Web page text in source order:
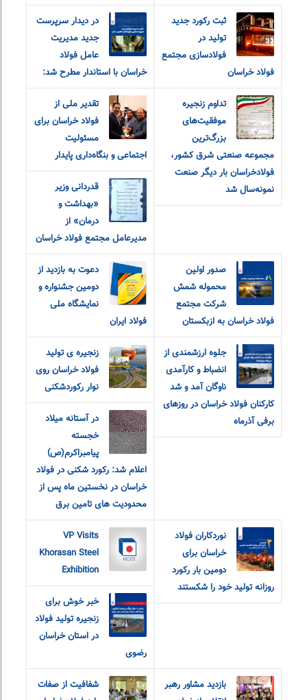
ثبت رکورد جدید
تولید در
فولادسازی مجتمع
فولاد خراسان
در دیدار سرپرست
جدید مدیریت
عامل فولاد
خراسان با استاندار مطرح شد:
تداوم زنجیره
موفقیت‌های
بزرگ‌ترین
مجموعه صنعتی شرق کشور،
فولادخراسان بار دیگر صنعت
نمونه‌سال شد
تقدیر ملی از
فولاد خراسان برای
مسئولیت
اجتماعی و بنگاه‌داری پایدار
قدردانی وزیر
«بهداشت و
درمان» از
مدیرعامل مجتمع فولاد خراسان
صدور اولین
محموله شمش
شرکت مجتمع
فولاد خراسان به ازبکستان
دعوت به بازدید از
دومین جشنواره و
نمایشگاه ملی
فولاد ایران
جلوه ارزشمندی از
انضباط و کارآمدی
ناوگان آمد و شد
کارکنان فولاد خراسان در روزهای
برفی آذرماه
زنجیره ی تولید
فولاد خراسان روی
نوار رکوردشکنی
در آستانه میلاد
خجسته
پیامبراکرم(ص)
اعلام شد: رکورد شکنی در فولاد
خراسان در نخستین ماه پس از
محدودیت های تامین برق
نوردکاران فولاد
خراسان برای
دومین بار رکورد
روزانه تولید خود را شکستند
VP Visits
Khorasan Steel
Exhibition
خبر خوش برای
زنجیره تولید فولاد
در استان خراسان
رضوی
بازدید مشاور رهبر
شفافیت از صفات